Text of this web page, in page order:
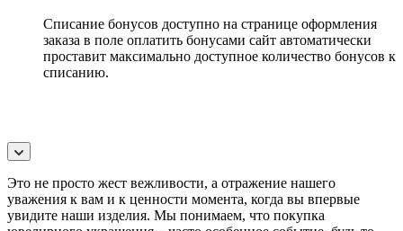
Списание бонусов доступно на странице оформления
заказа в поле оплатить бонусами сайт автоматически
проставит максимально доступное количество бонусов к
списанию.
Это не просто жест вежливости, а отражение нашего
уважения к вам и к ценности момента, когда вы впервые
увидите наши изделия. Мы понимаем, что покупка